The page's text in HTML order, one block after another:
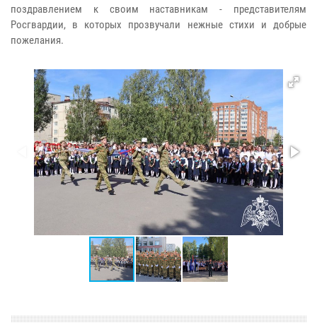
поздравлением к своим наставникам - представителям
Росгвардии, в которых прозвучали нежные стихи и добрые
пожелания.